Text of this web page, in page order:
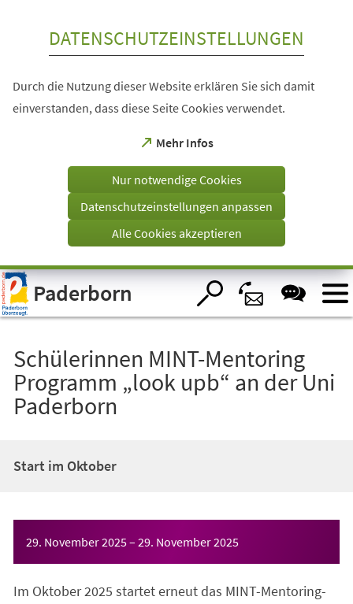
Visuelle
Assistenzsoftware
öffnen.
DATENSCHUTZEINSTELLUNGEN
Durch die Nutzung dieser Website erklären Sie sich damit
einverstanden, dass diese Seite Cookies verwendet.
Mehr Infos
(Öffnet
einem
Tab)
Nur notwendige Cookies
Datenschutzeinstellungen anpassen
Alle Cookies akzeptieren
Paderborn
Schülerinnen MINT-Mentoring
Programm „look upb“ an der Uni
Paderborn
Start im Oktober
29. November 2025– 29. November 2025
Im Oktober 2025 startet erneut das MINT-Mentoring-